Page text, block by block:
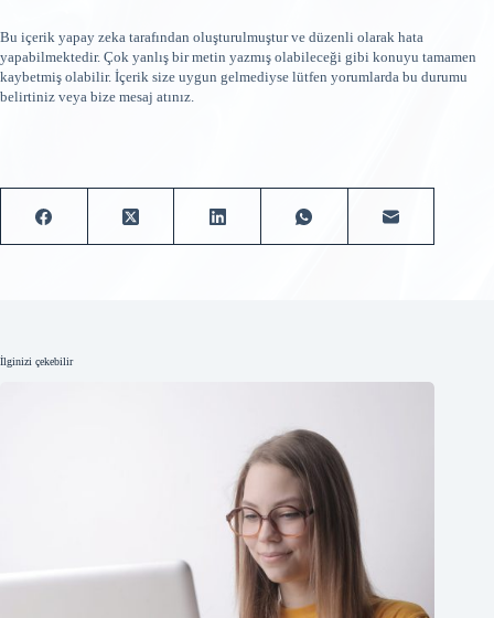
Bu içerik yapay zeka tarafından oluşturulmuştur ve düzenli olarak hata
yapabilmektedir. Çok yanlış bir metin yazmış olabileceği gibi konuyu tamamen
kaybetmiş olabilir. İçerik size uygun gelmediyse lütfen yorumlarda bu durumu
belirtiniz veya bize mesaj atınız.
İlginizi çekebilir